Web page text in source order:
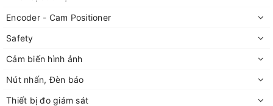
Encoder - Cam Positioner
Safety
Cảm biến hình ảnh
Nút nhấn, Đèn báo
Thiết bị đo giám sát